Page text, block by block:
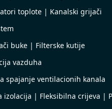
toplote | Kanalski grijači
buke | Filterske kutije
vazduha
spajanje ventilacionih kanala
izolacija | Fleksibilna crijeva |